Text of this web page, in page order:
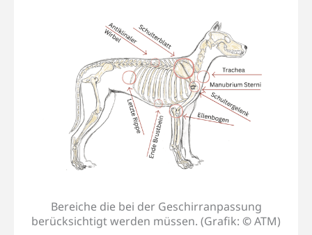
Bereiche die bei der Geschirranpassung
berücksichtigt werden müssen. (Grafik: ©ATM)